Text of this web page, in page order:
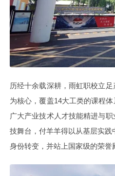
历经十余载深耕，雨虹职校立
为核心，覆盖14大工类的课程
广大产业技术人才技能精进与
技舞台，付羊羊得以从基层实践
身份转变，并站上国家级的荣誉